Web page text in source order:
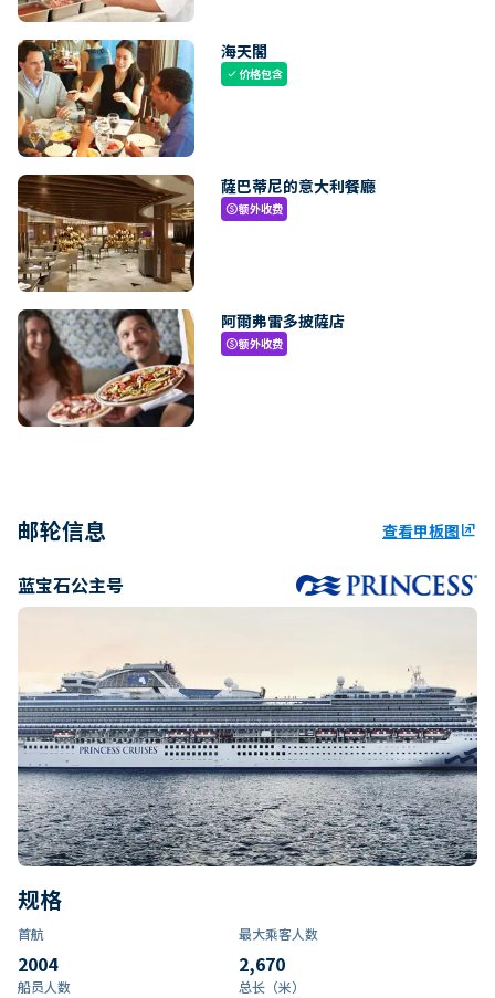
海天閣
check价格包含
薩巴蒂尼的意大利餐廳
paid额外收费
阿爾弗雷多披薩店
paid额外收费
邮轮信息 查看甲板图ungroup
蓝宝石公主号
规格
首航
2004
最大乘客人数
2,670
船员人数 总长（米）